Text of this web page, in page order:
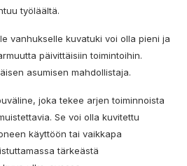
työläältä.
vanhukselle kuvatuki voi olla pieni ja
päivittäisiin toimintoihin.
asumisen mahdollistaja.
joka tekee arjen toiminnoista
Se voi olla kuvitettu
käyttöön tai vaikkapa
tärkeästä